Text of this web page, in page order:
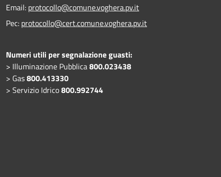
Email: protocollo@comune.voghera.pv.it
Pec: protocollo@cert.comune.voghera.pv.it
Numeri utili per segnalazione guasti:
> Illuminazione Pubblica800.023438
> Gas800.413330
> Servizio Idrico800.992744